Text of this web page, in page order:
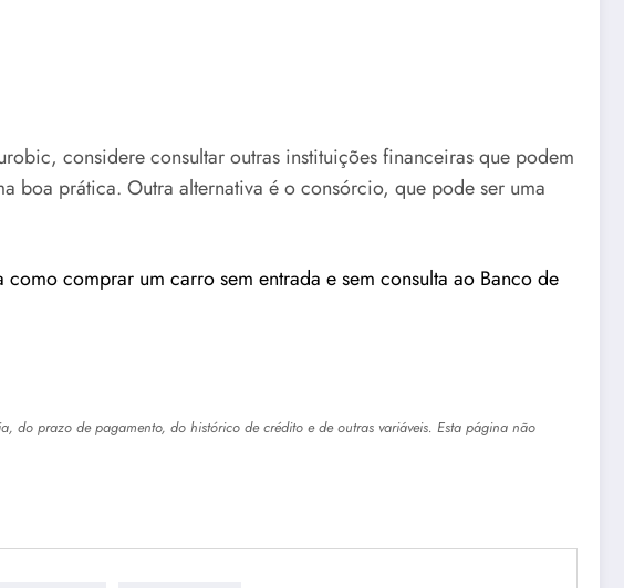
considere consultar outras instituições financeiras que podem
boa prática. Outra alternativa é o consórcio, que pode ser uma
como comprar um carro sem entrada e sem consulta ao Banco de
do prazo de pagamento, do histórico de crédito e de outras variáveis. Esta página não